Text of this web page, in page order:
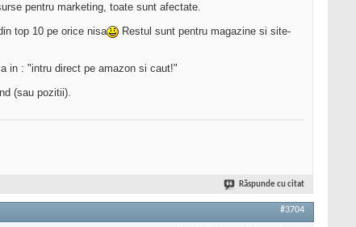
pentru marketing, toate sunt afectate.
top 10 pe orice nisa
Restul sunt pentru magazine si site-
in : "intru direct pe amazon si caut!"
(sau pozitii).
Răspunde cu citat
#3704